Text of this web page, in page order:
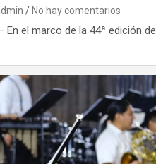
No hay comentarios
En el marco de la 44ª edición de